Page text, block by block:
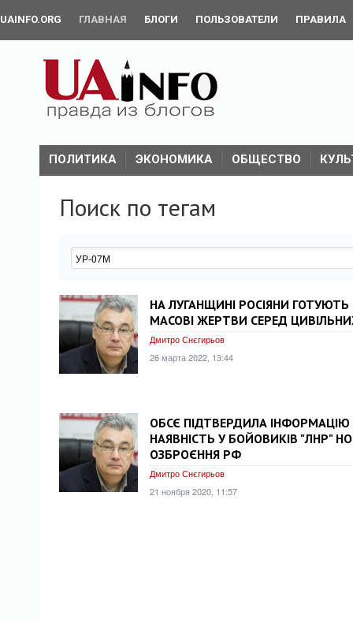
UAINFO.ORG ГЛАВНАЯ БЛОГИ ПОЛЬЗОВАТЕЛИ ПРАВИЛА
ПОЛИТИКА ЭКОНОМИКА ОБЩЕСТВО
Поиск по тегам
НА ЛУГАНЩИНІ РОСІЯНИ
МАСОВІ ЖЕРТВИ СЕРЕД
Дмитро Снєгирьов
26 марта 2022, 13:44
ОБСЄ ПІДТВЕРДИЛА
НАЯВНІСТЬ У БОЙОВИКІВ "ЛНР"
ОЗБРОЄННЯ РФ
Дмитро Снєгирьов
21 ноября 2020, 11:57